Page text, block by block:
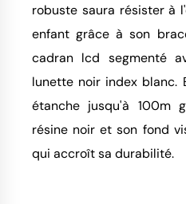
robuste saura résister à
enfant grâce à son
cadran lcd segmenté
lunette noir index blanc.
étanche jusqu'à 100m
résine noir et son fond
qui accroît sa durabilité.